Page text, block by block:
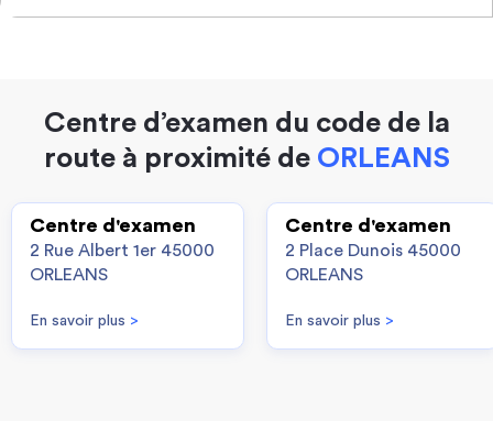
Centre d’examen du code de la
route à proximité de ORLEANS
Centre d'examen
2 Rue Albert 1er 45000
ORLEANS
En savoir plus >
Centre d'examen
2 Place Dunois 45000
ORLEANS
En savoir plus >